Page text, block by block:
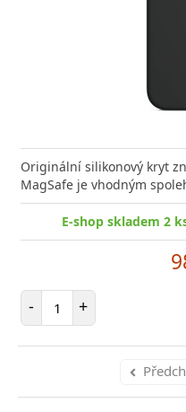
Originální silikonový kryt
MagSafe je vhodným
E-shop skladem 2
- Počet položek
+